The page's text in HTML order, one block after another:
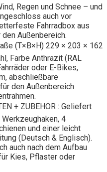
Regen und Schnee – und
auch vor
Fahrradbox aus
Außenbereich.
(T×B×H) 229 × 203 × 162
Farbe Anthrazit (RAL
oder E-Bikes,
abschließbare
den Außenbereich
+ ZUBEHÖR : Geliefert
4
und einer leicht
(Deutsch & Englisch).
auch nach dem Aufbau
Kies, Pflaster oder